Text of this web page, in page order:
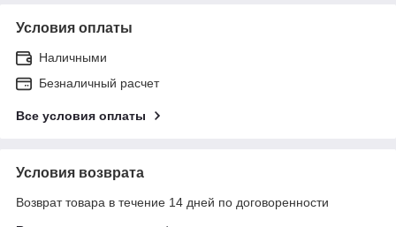
Условия оплаты
Наличными
Безналичный расчет
Все условия оплаты
Условия возврата
Возврат товара в течение 14 дней по договоренности